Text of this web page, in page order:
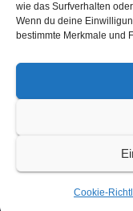
wie das Surfverhalten
Wenn du deine
bestimmte Merkmale und
Cookie-